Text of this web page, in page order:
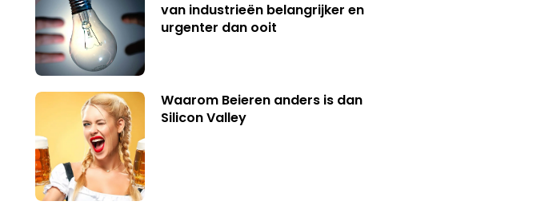
van industrieën belangrijker en
urgenter dan ooit
Waarom Beieren anders is dan
Silicon Valley